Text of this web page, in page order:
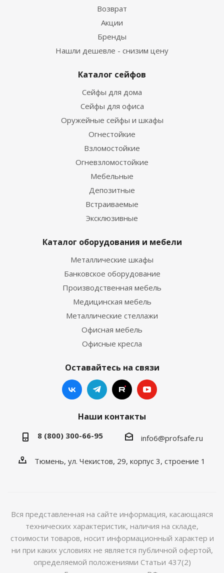
Возврат
Акции
Бренды
Нашли дешевле - снизим цену
Каталог сейфов
Сейфы для дома
Сейфы для офиса
Оружейные сейфы и шкафы
Огнестойкие
Взломостойкие
Огневзломостойкие
Мебельные
Депозитные
Встраиваемые
Эксклюзивные
Каталог оборудования и мебели
Металлические шкафы
Банковское оборудование
Производственная мебель
Медицинская мебель
Металлические стеллажи
Офисная мебель
Офисные кресла
Оставайтесь на связи
Наши контакты
8 (800) 300-66-95 info6@profsafe.ru
Тюмень, ул. Чекистов, 29, корпус 3, строение 1
Вся представленная на сайте информация, касающаяся
технических характеристик, наличия на складе,
стоимости товаров, носит информационный характер и
ни при каких условиях не является публичной офертой,
определяемой положениями Статьи 437(2)